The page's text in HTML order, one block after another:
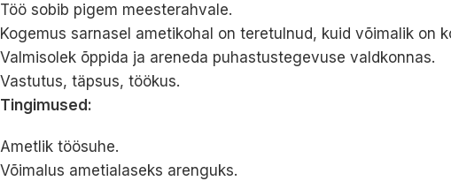
Töö sobib pigem meesterahvale.
Kogemus sarnasel ametikohal on teretulnud, kuid võimalik on
Valmisolek õppida ja areneda puhastustegevuse valdkonnas.
Vastutus, täpsus, töökus.
Tingimused:
Ametlik töösuhe.
Võimalus ametialaseks arenguks.